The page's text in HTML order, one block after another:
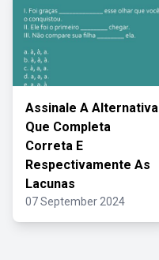
Assinale A Alternativa
Que Completa
Correta E
Respectivamente As
Lacunas
07 September 2024